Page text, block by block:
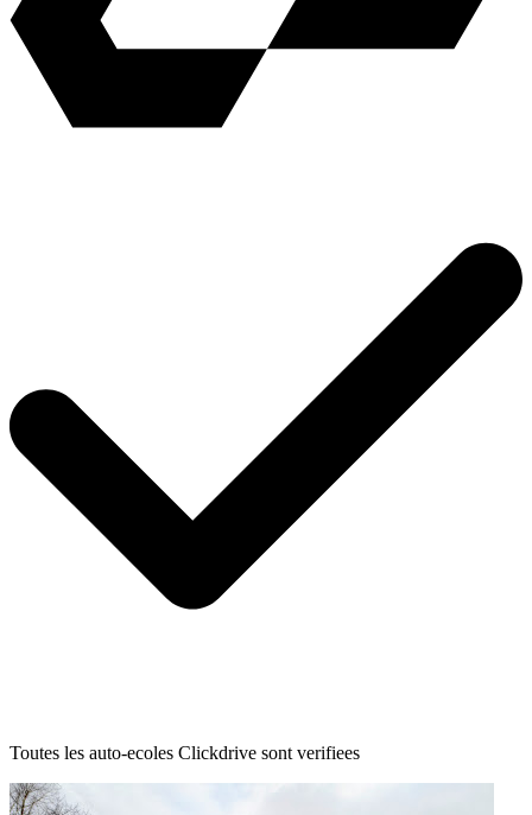
Toutes les auto-ecoles Clickdrive sont verifiees